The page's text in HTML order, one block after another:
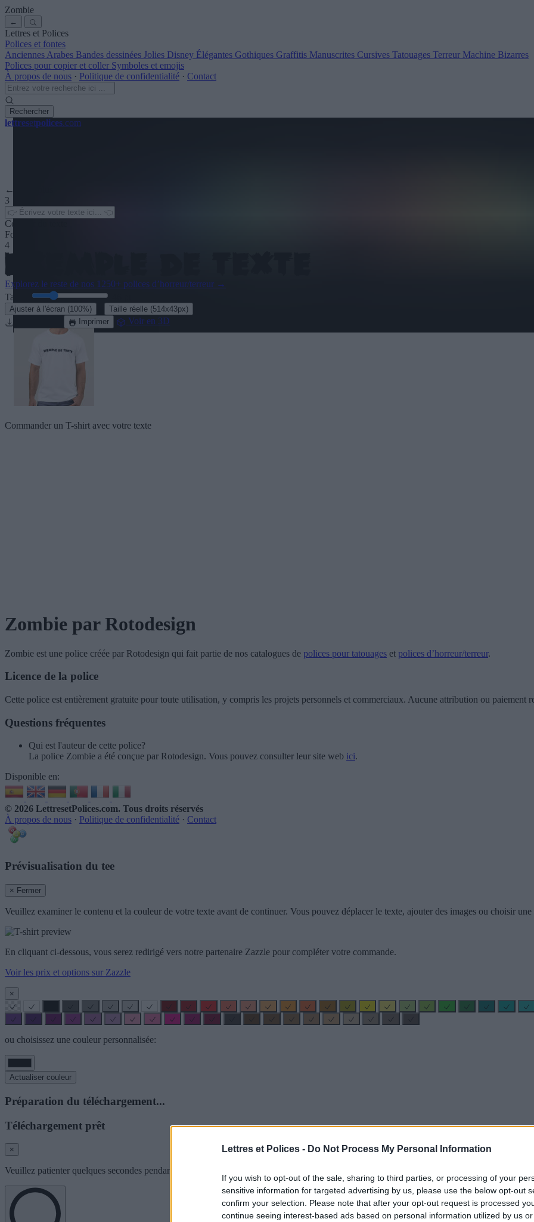
Lettres et Polices - Do Not Process My Personal Information
If you wish to opt-out of the sale, sharing to third parties, or processing of your
sensitive information for targeted advertising by us, please use the below opt-out
confirm your selection. Please note that after your opt-out request is processed
continue seeing interest-based ads based on personal information utilized by us
Zombie
←
Lettres et Polices
Polices et fontes
Anciennes Arabes Bandes dessinées Jolies Disney Élégantes Gothiques Graffitis Manuscrites Cursives Tatouages Terreur Machine Bizarres
Polices pour copier et coller Symboles et emojis
À propos de nous · Politique de confidentialité · Contact
Rechercher
lettresetpolices.com
← Voir plus
3
Couleur du texte
Fond
4
Explorez le reste de nos 1250+ polices d’horreur/terreur →
Taille:
Ajuster à l'écran (100%) Taille réelle (514x43px)
Imprimer Voir en 3D
Commander un T-shirt avec votre texte
Zombie par Rotodesign
Zombie est une police créée par Rotodesign qui fait partie de nos catalogues de polices pour tatouages et polices d’horreur/terreur.
Licence de la police
Cette police est entièrement gratuite pour toute utilisation, y compris les projets personnels et commerciaux. Aucune attribution ou paiement
Questions fréquentes
Qui est l'auteur de cette police?
La police Zombie a été conçue par Rotodesign. Vous pouvez consulter leur site web ici.
Disponible en:
© 2026 LettresetPolices.com. Tous droits réservés
À propos de nous · Politique de confidentialité · Contact
Prévisualisation du tee
× Fermer
Veuillez examiner le contenu et la couleur de votre texte avant de continuer. Vous pouvez déplacer le texte, ajouter des images ou choisir
En cliquant ci-dessous, vous serez redirigé vers notre partenaire Zazzle pour compléter votre commande.
Voir les prix et options sur Zazzle
×
ou choisissez une couleur personnalisée:
Actualiser couleur
Préparation du téléchargement...
Téléchargement prêt
×
Veuillez patienter quelques secondes pendant que nous préparons l'image de votre police pour le téléchargement.